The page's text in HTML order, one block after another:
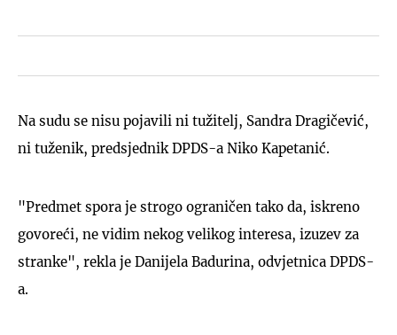
Na sudu se nisu pojavili ni tužitelj, Sandra Dragičević,
ni tuženik, predsjednik DPDS-a Niko Kapetanić.
"Predmet spora je strogo ograničen tako da, iskreno
govoreći, ne vidim nekog velikog interesa, izuzev za
stranke", rekla je Danijela Badurina, odvjetnica DPDS-
a.